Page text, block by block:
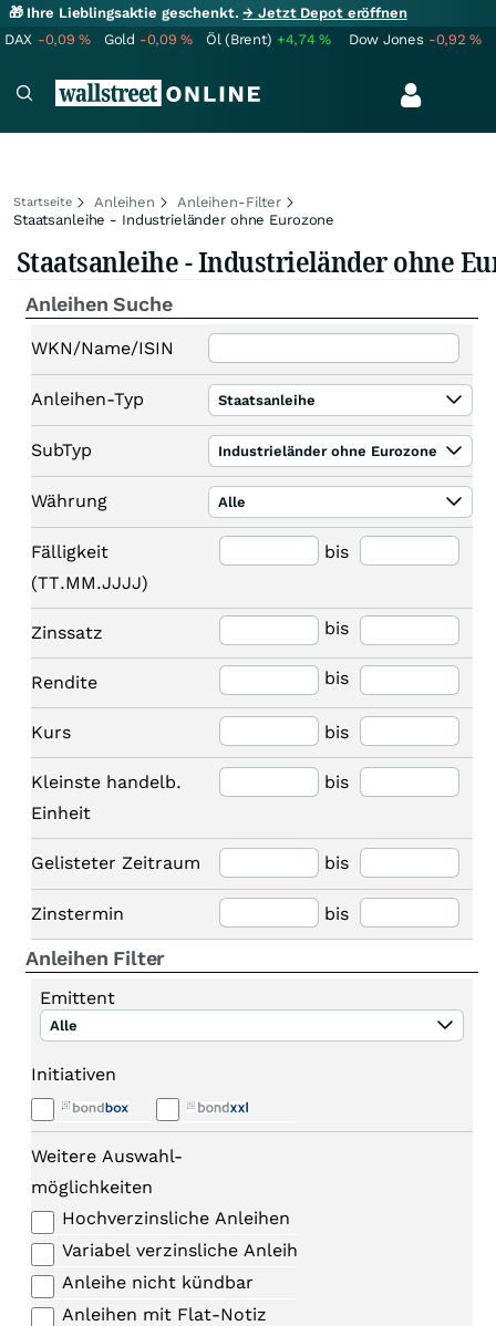
🎁 Ihre Lieblingsaktie geschenkt.→ Jetzt Depot eröffnen
DAX -0,09% Gold -0,09% Öl (Brent) +4,74% Dow Jones -0,92%
Startseite Anleihen
Anleihen-Filter
Staatsanleihe - Industrieländer ohne Eurozone
Staatsanleihe - Industrieländer ohne
Anleihen Suche
WKN/Name/ISIN
Anleihen-Typ Staatsanleihe
SubTyp Industrieländer ohne Eurozone
Währung Alle
Fälligkeit
(TT.MM.JJJJ)
bis
Zinssatz bis
Rendite bis
Kurs bis
Kleinste handelb.
Einheit
bis
Gelisteter Zeitraum bis
Zinstermin bis
Anleihen Filter
Emittent
Alle
Initiativen
Weitere Auswahl-
möglichkeiten
Hochverzinsliche Anleihen
Variabel verzinsliche Anleihen
Anleihe nicht kündbar
Anleihen mit Flat-Notiz